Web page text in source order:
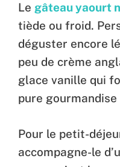
Le gâteau yaourt
tiède ou froid.
déguster encore
peu de crème
glace vanille qui
pure gourmandise
Pour le petit-
accompagne-le